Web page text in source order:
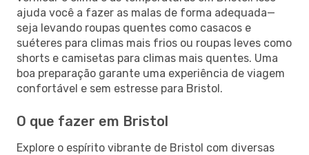
ajuda você a fazer as malas de forma adequada—
seja levando roupas quentes como casacos e
suéteres para climas mais frios ou roupas leves como
shorts e camisetas para climas mais quentes. Uma
boa preparação garante uma experiência de viagem
confortável e sem estresse para Bristol.
O que fazer em Bristol
Explore o espírito vibrante de Bristol com diversas